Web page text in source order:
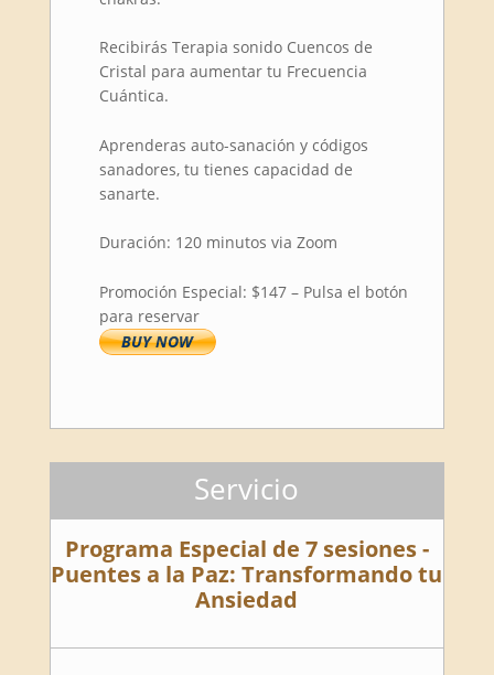
Recibirás Terapia sonido Cuencos de
Cristal para aumentar tu Frecuencia
Cuántica.
Aprenderas auto-sanación y códigos
sanadores, tu tienes capacidad de
sanarte.
Duración: 120 minutos via Zoom
Promoción Especial: $147 – Pulsa el botón
para reservar
Servicio
Programa Especial de 7 sesiones -
Puentes a la Paz: Transformando tu
Ansiedad